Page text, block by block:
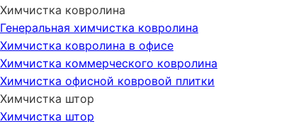
Химчистка ковролина
Генеральная химчистка ковролина
Химчистка ковролина в офисе
Химчистка коммерческого ковролина
Химчистка офисной ковровой плитки
Химчистка штор
Химчистка штор